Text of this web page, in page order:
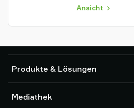
Ansicht
Produkte & Lösungen
Saugnäpfe und Soft-Gripper
Mediathek